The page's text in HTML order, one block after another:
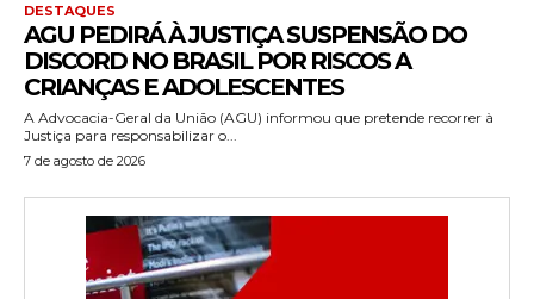
DESTAQUES
AGU PEDIRÁ À JUSTIÇA SUSPENSÃO DO
DISCORD NO BRASIL POR RISCOS A
CRIANÇAS E ADOLESCENTES
A Advocacia-Geral da União (AGU) informou que pretende recorrer à
Justiça para responsabilizar o...
7 de agosto de 2026